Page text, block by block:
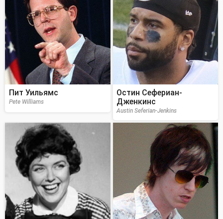
Пит Уильямс
Pete Williams
Остин Сефериан-
Дженкинс
Austin Seferian-Jenkins